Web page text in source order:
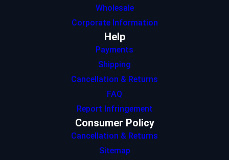
Wholesale
Corporate Information
Help
Payments
Shipping
Cancellation & Returns
FAQ
Report Infringement
Consumer Policy
Cancellation & Returns
Sitemap